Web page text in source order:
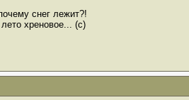
снег лежит?!
хреновое... (с)